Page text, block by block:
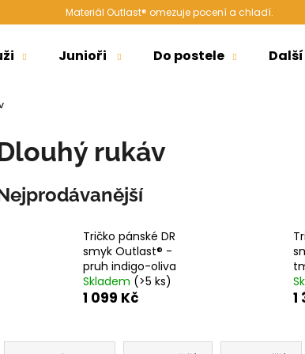
Materiál Outlast® omezuje pocení a chladí.
Junioři Do postele
rukáv
Tričko pánské DR
smyk Outlast® -
pruh indigo-oliva
Skladem (>5 ks)
1 099 Kč 1
Ř
ŠORTKY HIGH LONG DÁMSKÉ TENKÉ